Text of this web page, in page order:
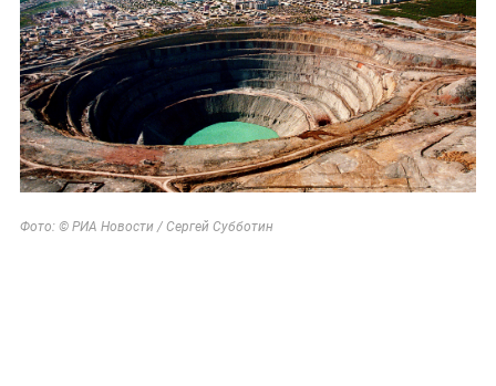
Фото: © РИА Новости / Сергей Субботин